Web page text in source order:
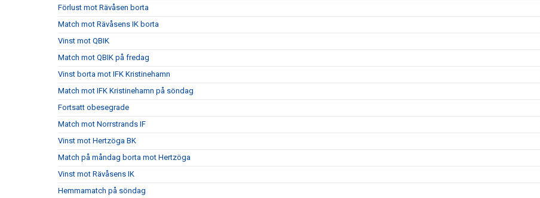
Förlust mot Rävåsen borta
Match mot Rävåsens IK borta
Vinst mot QBIK
Match mot QBIK på fredag
Vinst borta mot IFK Kristinehamn
Match mot IFK Kristinehamn på söndag
Fortsatt obesegrade
Match mot Norrstrands IF
Vinst mot Hertzöga BK
Match på måndag borta mot Hertzöga
Vinst mot Rävåsens IK
Hemmamatch på söndag